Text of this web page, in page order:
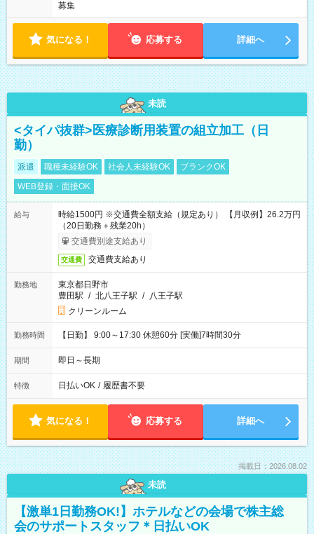
募集
気になる！ 応募する 詳細へ
未読
<タイパ抜群>医療診断用装置の組立加工（日
勤）
派遣 職種未経験OK 社会人未経験OK
ブランクOK
WEB登録・面接OK
給与
時給1500円 ※交通費全額支給（規定あり） 【月収例】26.2万円
（20日勤務＋残業20h）
交通費別途支給あり
交通費 交通費支給あり
勤務地
東京都日野市
豊田駅 / 北八王子駅 / 八王子駅
クリーンルーム
勤務時間 【日勤】 9:00～17:30 休憩60分 [実働]7時間30分
期間 即日～長期
特徴 日払いOK / 履歴書不要
気になる！ 応募する 詳細へ
掲載日：2026.08.02
未読
【激単1日勤務OK!】ホテルなどの会場で株主総
会のサポートスタッフ＊日払いOK